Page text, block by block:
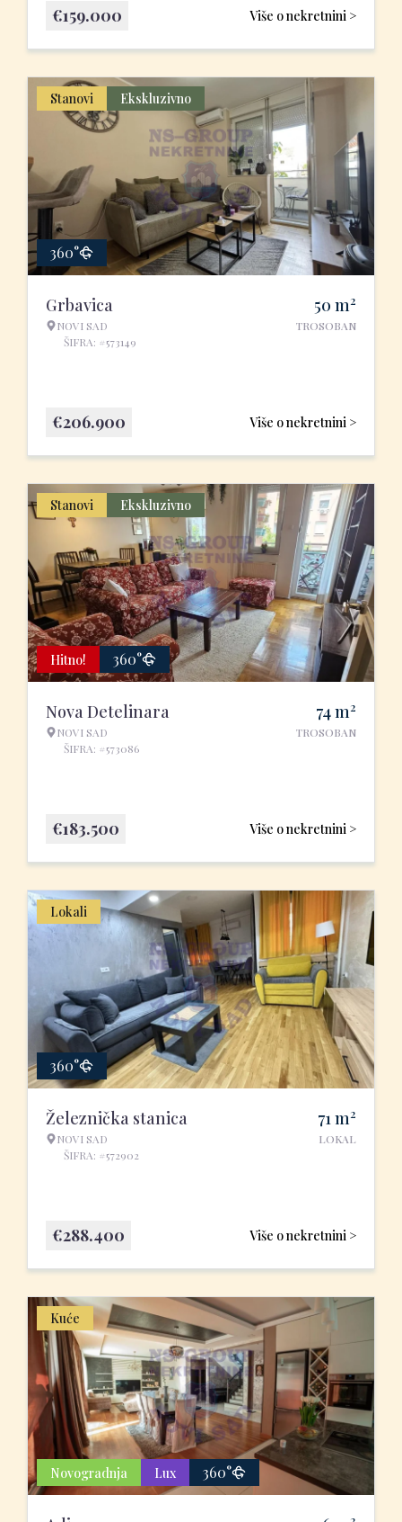
Više o nekretnini >
€159.000
Stanovi Ekskluzivno
360°
Grbavica
NOVI SAD
ŠIFRA: #573149
50 m2
TROSOBAN
Više o nekretnini >
€206.900
Stanovi Ekskluzivno
Hitno! 360°
Nova Detelinara
NOVI SAD
ŠIFRA: #573086
74m2
TROSOBAN
Više o nekretnini >
€183.500
Lokali
360°
Železnička stanica
NOVI SAD
ŠIFRA: #572902
71m2
LOKAL
Više o nekretnini >
€288.400
Kuće
Novogradnja Lux 360°